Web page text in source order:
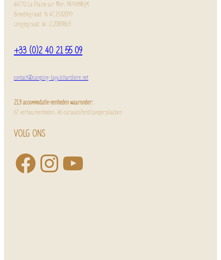
44770 La Plaine sur Mer, FRANKRIJK
Breedtegraad: N 47,1532099
Lengtegraad: W -2,2089863
+33 (0)2 40 21 55 09
contact@camping-laguichardiere.net
213 accommodatie-eenheden waaronder:
67 verhuureenheden, 46 caravan/tent/camperplaatsen
VOLG ONS